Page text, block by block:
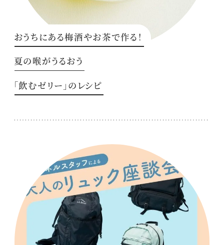
おうちにある梅酒やお茶で作る！
夏の喉がうるおう
「飲むゼリー」のレシピ